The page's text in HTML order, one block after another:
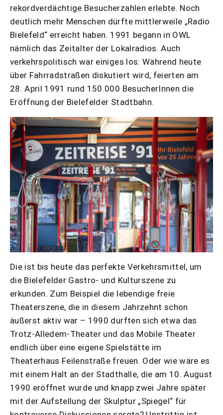
rekordverdächtige Besucherzahlen erlebte. Noch
deutlich mehr Menschen dürfte mittlerweile „Radio
Bielefeld“ erreicht haben. 1991 begann in OWL
nämlich das Zeitalter der Lokalradios. Auch
verkehrspolitisch war einiges los: Während heute
über Fahrradstraßen diskutiert wird, feierten am
28. April 1991 rund 150.000 BesucherInnen die
Eröffnung der Bielefelder Stadtbahn.
Die ist bis heute das perfekte Verkehrsmittel, um
die Bielefelder Gastro- und Kulturszene zu
erkunden. Zum Beispiel die lebendige freie
Theaterszene, die in diesem Jahrzehnt schon
äußerst aktiv war – 1990 durften sich etwa das
Trotz-Alledem-Theater und das Mobile Theater
endlich über eine eigene Spielstätte im
Theaterhaus Feilenstraße freuen. Oder wie wäre es
mit einem Halt an der Stadthalle, die am 10. August
1990 eröffnet wurde und knapp zwei Jahre später
mit der Aufstellung der Skulptur „Spiegel“ für